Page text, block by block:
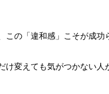
の「違和感」こそが成功
け変えても気がつかない人